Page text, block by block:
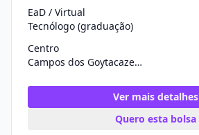
EaD / Virtual
Tecnólogo (graduação)
Centro
Campos dos Goytacazes/RJ
Ver mais detalhes
Quero esta bolsa